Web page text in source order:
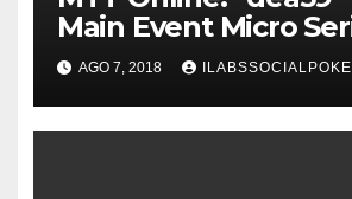
Main Event Micro
un deal a 3
AGO 7, 2018